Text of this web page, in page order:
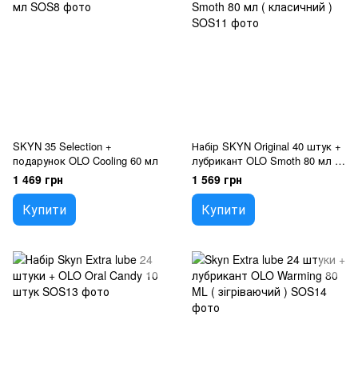
SKYN 35 Selection +
подарунок OLO Cooling 60 мл
1 469 грн
Купити
Набір SKYN Original 40 штук +
лубрикант OLO Smoth 80 мл (
класичний )
1 569 грн
Купити